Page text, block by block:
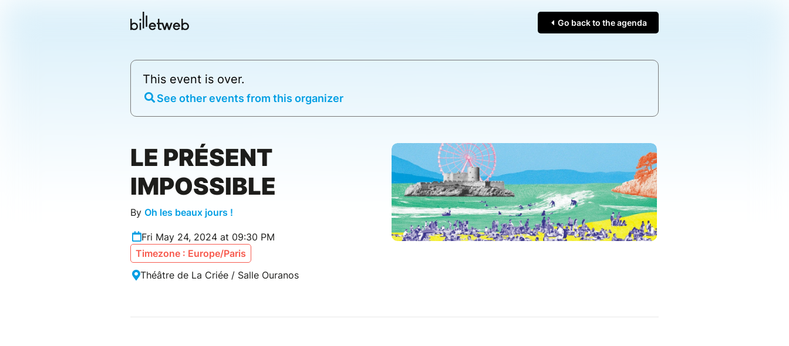
Go back to the agenda
This event is over.
See other events from this organizer
LE PRÉSENT
IMPOSSIBLE
By Oh les beaux jours !
Fri May 24, 2024 at 09:30 PM
Timezone : Europe/Paris
Théâtre de La Criée / Salle Ouranos